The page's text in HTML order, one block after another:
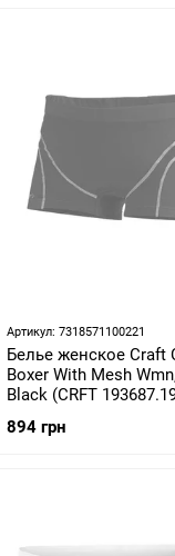
Артикул: 7318571100221
Белье женское Craft
Boxer With Mesh
Black (CRFT
894 грн